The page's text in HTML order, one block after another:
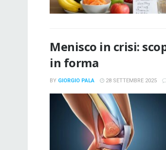
Menisco in crisi:
in forma
BY GIORGIO PALA 28 SETTEMBRE 2025